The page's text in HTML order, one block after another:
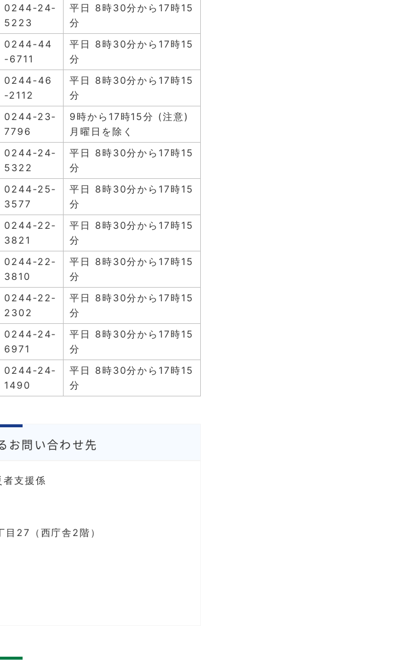
0244-24-
5223
平日 8時30分から17時15
分
0244-44
-6711
平日 8時30分から17時15
分
0244-46
-2112
平日 8時30分から17時15
分
0244-23-
7796
9時から17時15分 (注意)
月曜日を除く
0244-24-
5322
平日 8時30分から17時15
分
0244-25-
3577
平日 8時30分から17時15
分
0244-22-
3821
平日 8時30分から17時15
分
0244-22-
3810
平日 8時30分から17時15
分
0244-22-
2302
平日 8時30分から17時15
分
0244-24-
6971
平日 8時30分から17時15
分
0244-24-
1490
平日 8時30分から17時15
分
お問い合わせ先
支援係
27（西庁舎2階）